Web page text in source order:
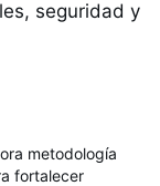
seguridad y
metodología
fortalecer